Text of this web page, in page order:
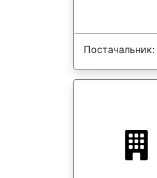
Постачальник: